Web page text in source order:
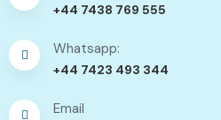
+44 7438 769 555
Whatsapp:
+44 7423 493 344
Email